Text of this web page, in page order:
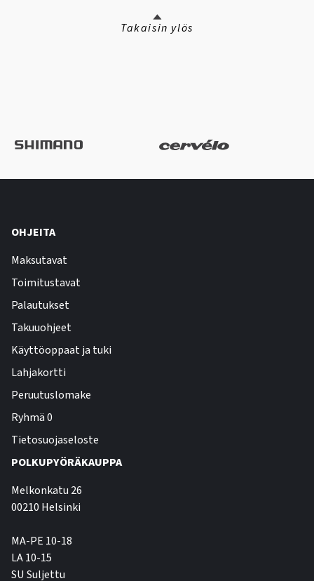
Takaisin ylös
OHJEITA
Maksutavat
Toimitustavat
Palautukset
Takuuohjeet
Käyttöoppaat ja tuki
Lahjakortti
Peruutuslomake
Ryhmä 0
Tietosuojaseloste
POLKUPYÖRÄKAUPPA
Melkonkatu 26
00210 Helsinki
MA-PE 10-18
LA 10-15
SU Suljettu